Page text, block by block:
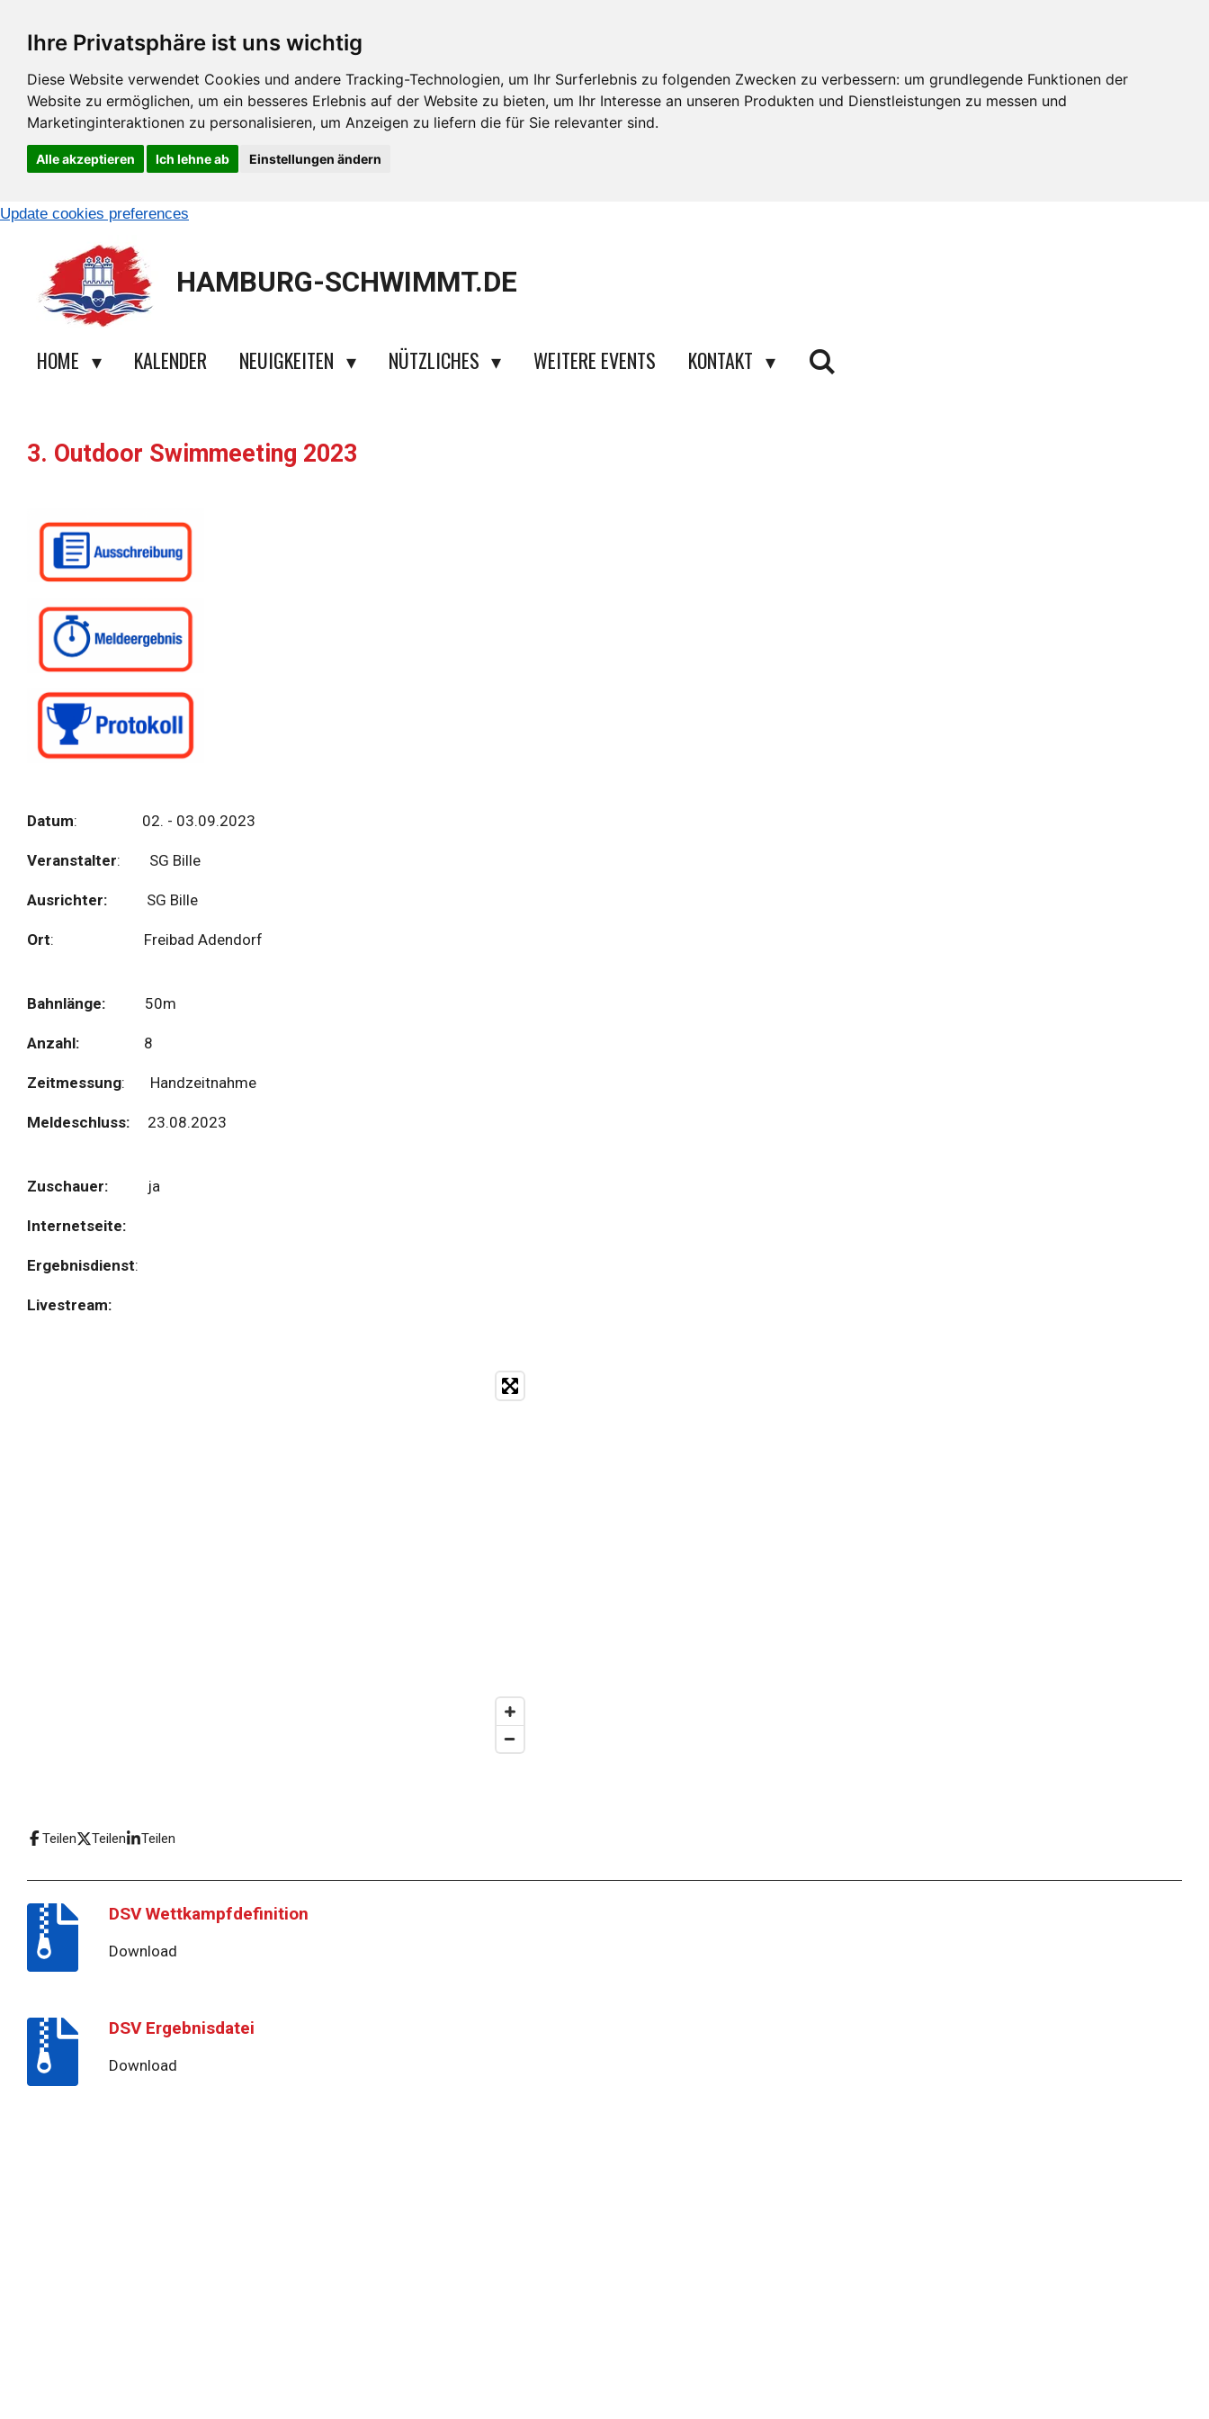
Ihre Privatsphäre ist uns wichtig
Diese Website verwendet Cookies und andere Tracking-Technologien, um Ihr Surferlebnis zu folgenden Zwecken zu verbessern: um grundlegende Funktionen der
Website zu ermöglichen, um ein besseres Erlebnis auf der Website zu bieten, um Ihr Interesse an unseren Produkten und Dienstleistungen zu messen und
Marketinginteraktionen zu personalisieren, um Anzeigen zu liefern die für Sie relevanter sind.
Alle akzeptieren Ich lehne ab Einstellungen ändern
Update cookies preferences
Hauptinhalt
HAMBURG-SCHWIMMT.DE
HOME KALENDER NEUIGKEITEN NÜTZLICHES WEITERE EVENTS KONTAKT
3. Outdoor Swimmeeting 2023
Datum: 02. - 03.09.2023
Veranstalter: SG Bille
Ausrichter: SG Bille
Ort: Freibad Adendorf
Bahnlänge: 50m
Anzahl: 8
Zeitmessung: Handzeitnahme
Meldeschluss: 23.08.2023
Zuschauer: ja
Internetseite:
Ergebnisdienst:
Livestream:
Teilen Teilen Teilen
DSV Wettkampfdefinition
Download
DSV Ergebnisdatei
Download